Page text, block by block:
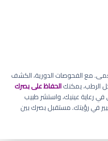
مع الفحوصات الدورية، الكشف
الرطب، يمكنكالحفاظ على بصرك
رعاية عينيك، واستشر طبيب
في رؤيتك. مستقبل بصرك بين